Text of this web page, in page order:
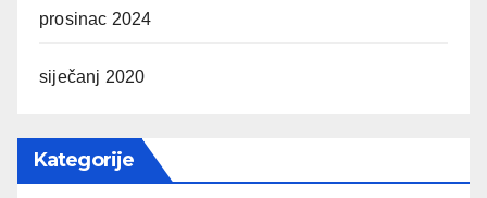
prosinac 2024
siječanj 2020
Kategorije